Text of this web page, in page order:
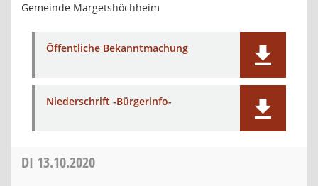
Gemeinde Margetshöchheim
Öffentliche Bekanntmachung
Niederschrift -Bürgerinfo-
DI 13.10.2020